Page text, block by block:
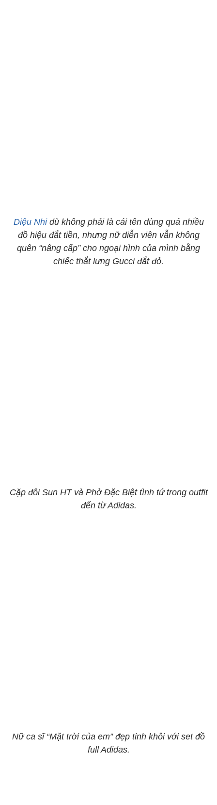
Diệu Nhidù không phải là cái tên dùng quá nhiều
đồ hiệu đắt tiền, nhưng nữ diễn viên vẫn không
quên “nâng cấp” cho ngoại hình của mình bằng
chiếc thắt lưng Gucci đắt đỏ.
Cặp đôi Sun HT và Phở Đặc Biệt tình tứ trong outfit
đến từ Adidas.
Nữ ca sĩ “Mặt trời của em” đẹp tinh khôi với set đồ
full Adidas.